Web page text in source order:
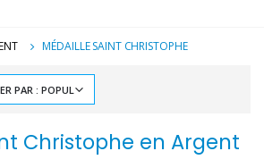
MÉDAILLE SAINT CHRISTOPHE
Christophe en Argent